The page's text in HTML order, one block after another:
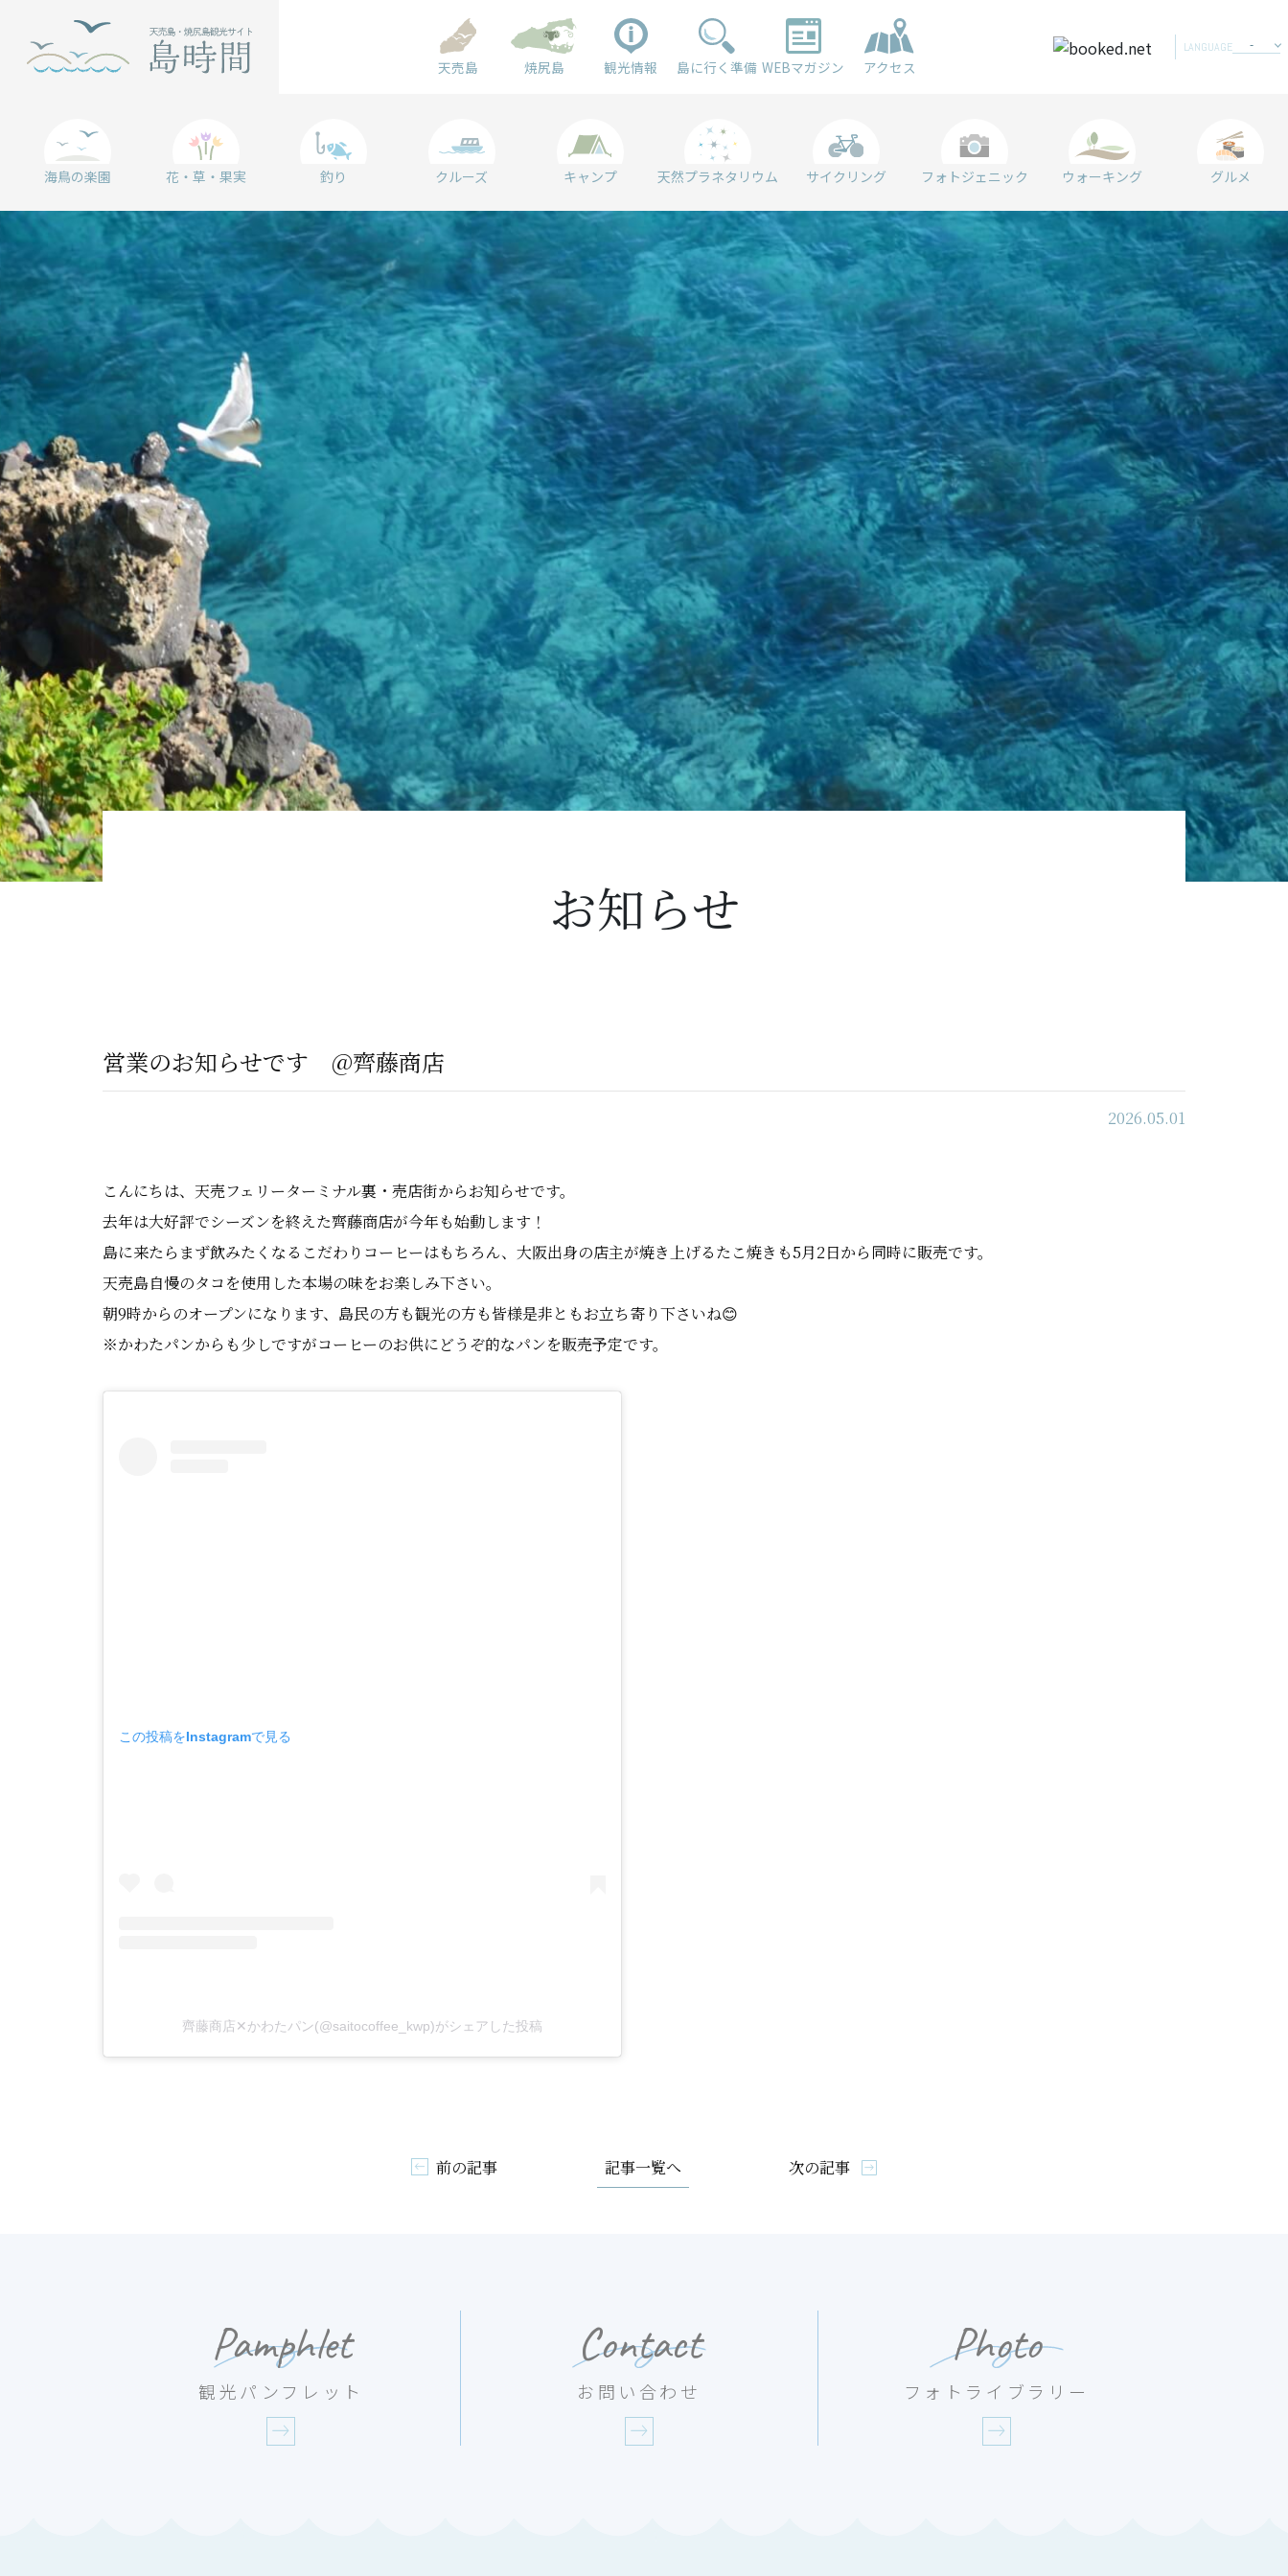
天売島 焼尻島 観光情報 島に行く準備 WEBマガジン アクセス
LANGUAGE
海鳥の楽園 花・草・果実 釣り クルーズ キャンプ 天然プラネタリウム サイクリング フォトジェニック ウォーキング グルメ
お知らせ
営業のお知らせです @齊藤商店
2026.05.01
こんにちは、天売フェリーターミナル裏・売店街からお知らせです。
去年は大好評でシーズンを終えた齊藤商店が今年も始動します！
島に来たらまず飲みたくなるこだわりコーヒーはもちろん、大阪出身の店主が焼き上げるたこ焼きも5月2日から同時に販売です。
天売島自慢のタコを使用した本場の味をお楽しみ下さい。
朝9時からのオープンになります、島民の方も観光の方も皆様是非ともお立ち寄り下さいね😊
※かわたパンからも少しですがコーヒーのお供にどうぞ的なパンを販売予定です。
この投稿をInstagramで見る
齊藤商店✕かわたパン(@saitocoffee_kwp)がシェアした投稿
前の記事 記事一覧へ 次の記事
Pamphlet
観光パンフレット
Contact
お問い合わせ
Photo
フォトライブラリー